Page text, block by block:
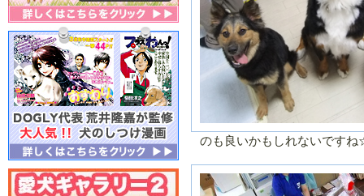
２月
２０１６年／７
月
２０１６年／６
月
２０１６年／１
２０１５年／１
２月
２０１５年／７
２０１５年／６
月
２０１５年／１
２０１４年／１
２０１４年／７
２０１４年／６
のも良いかもしれないです